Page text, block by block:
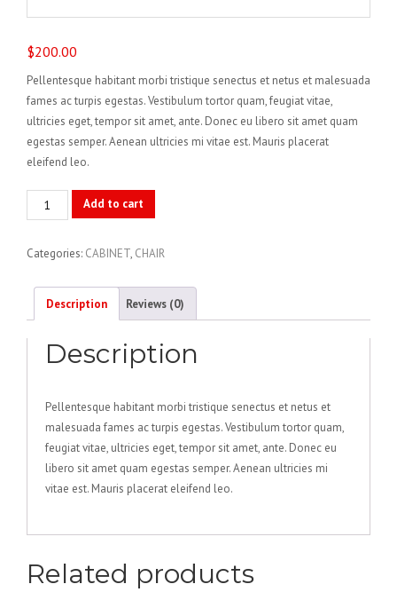
$200.00
Pellentesque habitant morbi tristique senectus et netus et malesuada
fames ac turpis egestas. Vestibulum tortor quam, feugiat vitae,
ultricies eget, tempor sit amet, ante. Donec eu libero sit amet quam
egestas semper. Aenean ultricies mi vitae est. Mauris placerat
eleifend leo.
Classic
Colorful
quantity
Add to cart
Categories: CABINET, CHAIR
Description Reviews (0)
Description
Pellentesque habitant morbi tristique senectus et netus et
malesuada fames ac turpis egestas. Vestibulum tortor quam,
feugiat vitae, ultricies eget, tempor sit amet, ante. Donec eu
libero sit amet quam egestas semper. Aenean ultricies mi
vitae est. Mauris placerat eleifend leo.
Related products